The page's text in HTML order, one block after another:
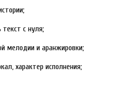
текст с нуля;
мелодии и аранжировки;
характер исполнения;